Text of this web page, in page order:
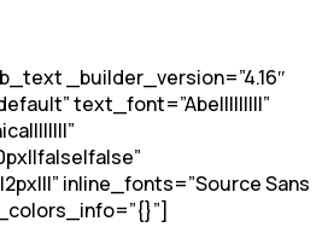
_builder_version=”4.16″
text_font=”Abel||||||||”
inline_fonts=”Source Sans